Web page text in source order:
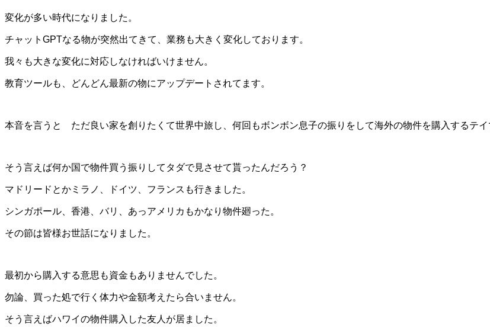
変化が多い時代になりました。
チャットGPTなる物が突然出てきて、業務も大きく変化しております。
我々も大きな変化に対応しなければいけません。
教育ツールも、どんどん最新の物にアップデートされてます。
本音を言うと ただ良い家を創りたくて世界中旅し、何回もボンボン息子の振りをして海外の物件を購入するテイ
そう言えば何か国で物件買う振りしてタダで見させて貰ったんだろう？
マドリードとかミラノ、ドイツ、フランスも行きました。
シンガポール、香港、バリ、あっアメリカもかなり物件廻った。
その節は皆様お世話になりました。
最初から購入する意思も資金もありませんでした。
勿論、買った処で行く体力や金額考えたら合いません。
そう言えばハワイの物件購入した友人が居ました。